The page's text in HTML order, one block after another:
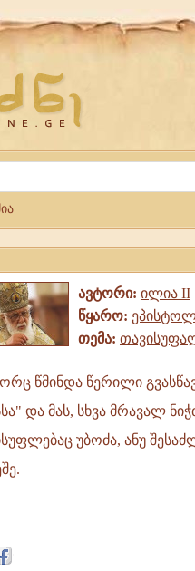
ავტორი: ილია II
წყარო:
თემა:
წმინდა წერილი
და მას, სხვა მრავალ
უბოძა, ანუ